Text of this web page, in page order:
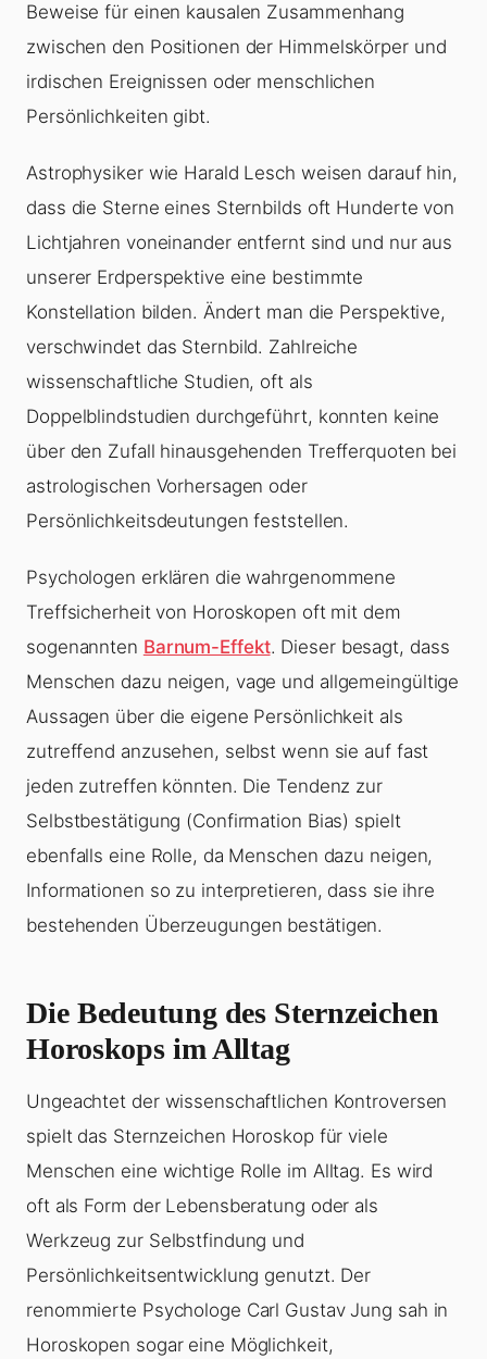
Beweise für einen kausalen Zusammenhang
zwischen den Positionen der Himmelskörper und
irdischen Ereignissen oder menschlichen
Persönlichkeiten gibt.
Astrophysiker wie Harald Lesch weisen darauf hin,
dass die Sterne eines Sternbilds oft Hunderte von
Lichtjahren voneinander entfernt sind und nur aus
unserer Erdperspektive eine bestimmte
Konstellation bilden. Ändert man die Perspektive,
verschwindet das Sternbild. Zahlreiche
wissenschaftliche Studien, oft als
Doppelblindstudien durchgeführt, konnten keine
über den Zufall hinausgehenden Trefferquoten bei
astrologischen Vorhersagen oder
Persönlichkeitsdeutungen feststellen.
Psychologen erklären die wahrgenommene
Treffsicherheit von Horoskopen oft mit dem
sogenannten Barnum-Effekt. Dieser besagt, dass
Menschen dazu neigen, vage und allgemeingültige
Aussagen über die eigene Persönlichkeit als
zutreffend anzusehen, selbst wenn sie auf fast
jeden zutreffen könnten. Die Tendenz zur
Selbstbestätigung (Confirmation Bias) spielt
ebenfalls eine Rolle, da Menschen dazu neigen,
Informationen so zu interpretieren, dass sie ihre
bestehenden Überzeugungen bestätigen.
Die Bedeutung des Sternzeichen
Horoskops im Alltag
Ungeachtet der wissenschaftlichen Kontroversen
spielt das Sternzeichen Horoskop für viele
Menschen eine wichtige Rolle im Alltag. Es wird
oft als Form der Lebensberatung oder als
Werkzeug zur Selbstfindung und
Persönlichkeitsentwicklung genutzt. Der
renommierte Psychologe Carl Gustav Jung sah in
Horoskopen sogar eine Möglichkeit,